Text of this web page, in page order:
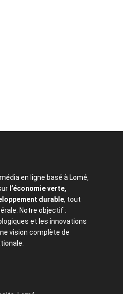
en ligne basé à Lomé,
l’économie verte,
durable, tout
Notre objectif :
et les innovations
vision complète de